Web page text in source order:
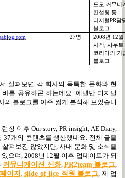
도모 커뮤니
컨설팅 등
디지털PR담
블로그
27명 2008년 12월
시작 ,샤우트
코리아의 기
블로그
살펴보면 각 회사의 독특한 문화와 현
를 공유하곤 하는데요. 에델만 디지털
의 블로그를 아주 짧게 분석해 보았습니
런칭 이후 Our story, PR insight, AE Diary,
37개의 콘텐츠를 생산했네요. 전체 글을
살펴보진 않았지만,사내 문화 및 소식을
으며, 2008년 12월 이후 업데이트가 되
커뮤니케이션 신화, PR2team 블로그,
이지, slide of lice 직원 블로그,제 업